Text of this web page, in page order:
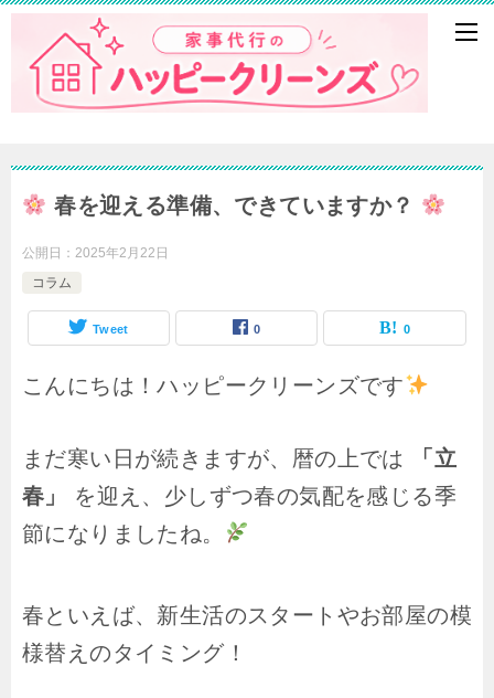
春を迎える準備、できていますか？
公開日： 2025年2月22日
コラム
Tweet 0 0
こんにちは！ハッピークリーンズです
まだ寒い日が続きますが、暦の上では
「立
春」
を迎え、少しずつ春の気配を感じる季
節になりましたね。
春といえば、新生活のスタートやお部屋の模
様替えのタイミング！